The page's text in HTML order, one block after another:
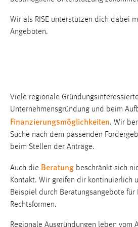
Wir als RISE unterstützen dich dabei
Angeboten.
Viele regionale
Unternehmensgründung und beim
Finanzierungsmöglichkeiten. Wir
Suche nach dem passenden
beim Stellen der Anträge.
Auch die Beratung beschränkt sich
Kontakt. Wir greifen dir kontinuierlich
Beispiel durch Beratungsangebote für
Rechtsformen.
Regionale Ausgründungen leben vom
Dieser Cookie ist notwendig um
einloggen zu können.
STATISTIK
Diese Informationen helfen uns
unsere Besucher unsere Website
Matomo
Name:
_pk_ref, _pk_cvar, _pk_id, _pk_ses